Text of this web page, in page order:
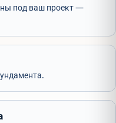
под ваш проект —